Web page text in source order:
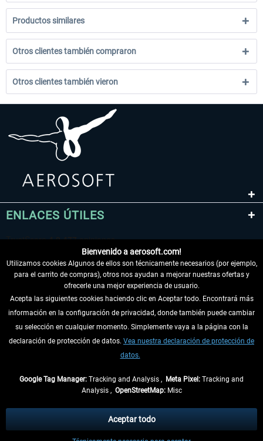
Productos similares
Otros clientes también compraron
Otros clientes también vieron
ENLACES ÚTILES
DESISTIR DEL CONTRATO
INFORMACIÓN
tasas de recepción si no se describe lo contrario
** De aplicación a envíos dentro de Alemania. Los plazos de envío para los
Bienvenido a aerosoft.com!
Utilizamos cookies Algunos de ellos son técnicamente necesarios (por ejemplo,
para el carrito de compras), otros nos ayudan a mejorar nuestras ofertas y
ofrecerle una mejor experiencia de usuario.
Acepta las siguientes cookies haciendo clic en Aceptar todo. Encontrará más
información en la configuración de privacidad, donde también puede cambiar
su selección en cualquier momento. Simplemente vaya a la página con la
declaración de protección de datos. Vea nuestra declaración de protección de
datos.
Google Tag Manager: Tracking and Analysis , Meta Pixel: Tracking and
Analysis , OpenStreetMap:Misc
Aceptar todo